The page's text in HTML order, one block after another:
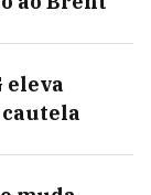
eleva